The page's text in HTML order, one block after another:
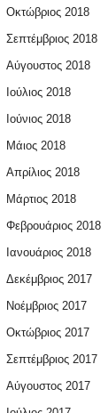
Οκτώβριος 2018
Σεπτέμβριος 2018
Αύγουστος 2018
Ιούλιος 2018
Ιούνιος 2018
Μάιος 2018
Απρίλιος 2018
Μάρτιος 2018
Φεβρουάριος 2018
Ιανουάριος 2018
Δεκέμβριος 2017
Νοέμβριος 2017
Οκτώβριος 2017
Σεπτέμβριος 2017
Αύγουστος 2017